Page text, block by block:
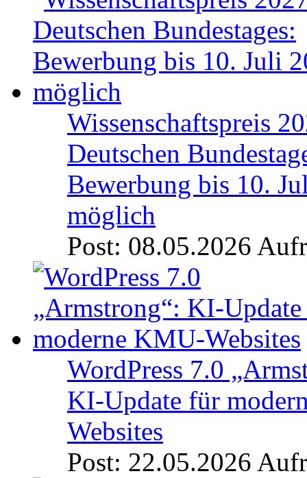
Wissenschaftspreis
Deutschen
Bewerbung bis 10.
möglich
Post: 08.05.2026
WordPress 7.0
KI-Update für
Websites
Post: 22.05.2026